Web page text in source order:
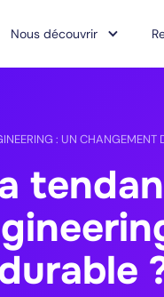
Nous découvrir
: UN CHANGEMENT